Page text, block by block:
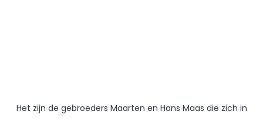
Het zijn de gebroeders Maarten en Hans Maas die zich in